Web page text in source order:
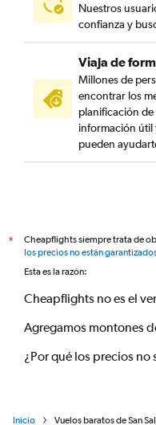
Nuestros
confianza y
Viaja de
Millones de
encontrar los
planificación
información útil
pueden
*
Cheapflights siempre trata de
los precios no están
Esta es la razón:
Cheapflights no es el
Agregamos montones
¿Por qué los precios no
Inicio Vuelos baratos de San